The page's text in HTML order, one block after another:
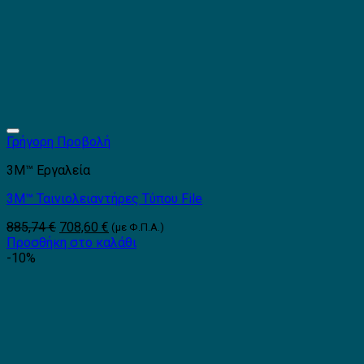
Γρήγορη Προβολή
3Μ™ Εργαλεία
3M™ Ταινιολειαντήρες Τύπου File
885,74€ Original
price
708,60 € Η
τρέχουσα
(με Φ.Π.Α.)
Προσθήκη στο καλάθι
-10%